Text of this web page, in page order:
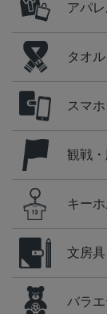
アパ
タオ
スマ
観戦
キー
文房具
バラ